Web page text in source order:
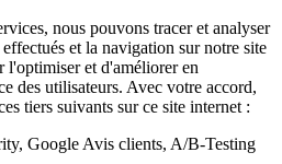
nous pouvons tracer et analyser
et la navigation sur notre site
l'optimiser et d'améliorer en
des utilisateurs. Avec votre accord,
tiers suivants sur ce site internet :
Google Avis clients, A/B-Testing